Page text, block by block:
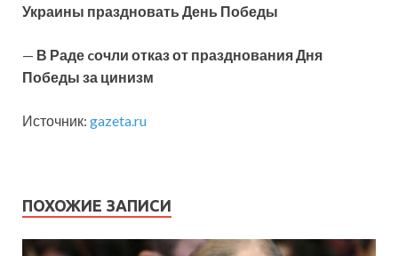
Украины праздновать День Победы
— В Раде cочли отказ от празднования Дня
Победы за цинизм
Источник: gazeta.ru
ПОХОЖИЕ ЗАПИСИ